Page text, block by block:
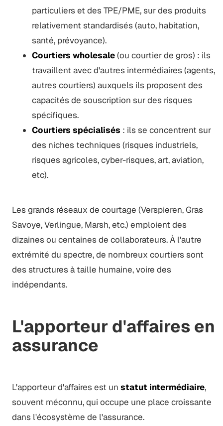
particuliers et des TPE/PME, sur des produits
relativement standardisés (auto, habitation,
santé, prévoyance).
Courtiers wholesale(ou courtier de gros) : ils
travaillent avec d'autres intermédiaires (agents,
autres courtiers) auxquels ils proposent des
capacités de souscription sur des risques
spécifiques.
Courtiers spécialisés : ils se concentrent sur
des niches techniques (risques industriels,
risques agricoles, cyber-risques, art, aviation,
etc).
Les grands réseaux de courtage (Verspieren, Gras
Savoye, Verlingue, Marsh, etc.) emploient des
dizaines ou centaines de collaborateurs. À l'autre
extrémité du spectre, de nombreux courtiers sont
des structures à taille humaine, voire des
indépendants.
L'apporteur d'affaires en
assurance
L'apporteur d'affaires est un statut intermédiaire,
souvent méconnu, qui occupe une place croissante
dans l'écosystème de l'assurance.